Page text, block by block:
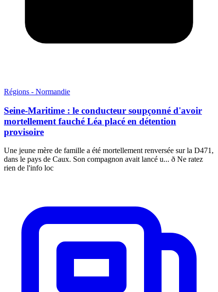
Régions - Normandie
Seine-Maritime : le conducteur soupçonné d'avoir
mortellement fauché Léa placé en détention
provisoire
Une jeune mère de famille a été mortellement renversée sur la D471,
dans le pays de Caux. Son compagnon avait lancé u... ð Ne ratez
rien de l'info loc